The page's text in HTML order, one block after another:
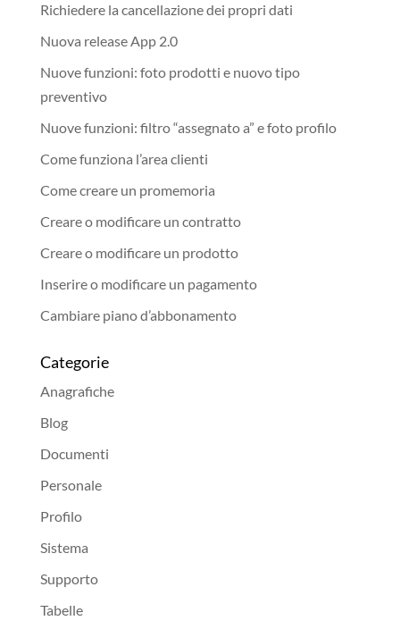
Richiedere la cancellazione dei propri dati
Nuova release App 2.0
Nuove funzioni: foto prodotti e nuovo tipo
preventivo
Nuove funzioni: filtro “assegnato a” e foto profilo
Come funziona l’area clienti
Come creare un promemoria
Creare o modificare un contratto
Creare o modificare un prodotto
Inserire o modificare un pagamento
Cambiare piano d’abbonamento
Categorie
Anagrafiche
Blog
Documenti
Personale
Profilo
Sistema
Supporto
Tabelle